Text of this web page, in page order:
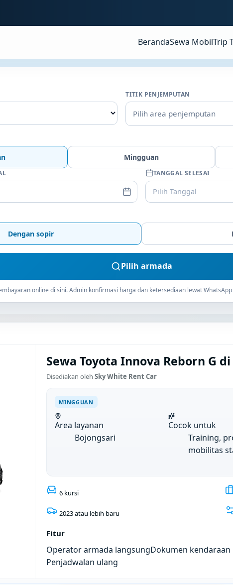
BerandaSewa MobilTrip
TITIK PENJEMPUTAN
Pilih area penjemputan
Mingguan
TANGGAL SELESAI
Pilih Tanggal
Dengan sopir
Pilih armada
online di sini. Admin konfirmasi harga dan ketersediaan lewat
Sewa Toyota Innova Reborn G
Disediakan oleh Sky White Rent Car
MINGGUAN
Area layanan
Bojongsari
Cocok untuk
Training,
mobilitas
6 kursi
2023 atau lebih baru
Fitur
Operator armada langsungDokumen kendaraan
Penjadwalan ulang